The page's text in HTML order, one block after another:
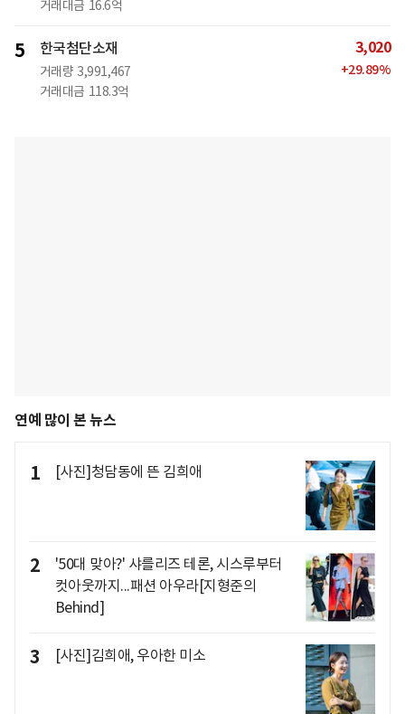
거래대금 16.6억
5 한국첨단소재
거래량 3,991,467
거래대금 118.3억
3,020
+29.89%
연예 많이 본 뉴스
1 [사진]청담동에 뜬 김희애
2
'50대 맞아?' 샤를리즈 테론, 시스루부터
컷아웃까지...패션 아우라[지형준의
Behind]
3 [사진]김희애, 우아한 미소